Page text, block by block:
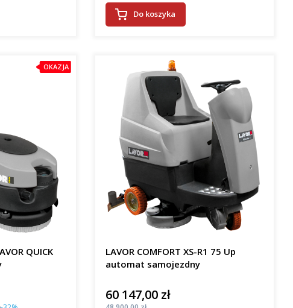
Do koszyka
OKAZJA
QUICK
LAVOR COMFORT XS-R1 75 Up
automat samojezdny
Cena
60 147,00 zł